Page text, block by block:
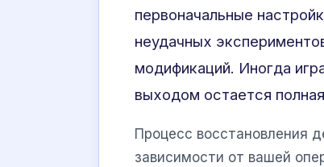
первоначальные
неудачных
модификаций. Иногда
выходом остается
Процесс восстановления
зависимости от вашей